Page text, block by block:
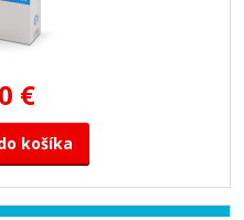
€
košíka